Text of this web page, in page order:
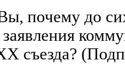
почему до
съезда?